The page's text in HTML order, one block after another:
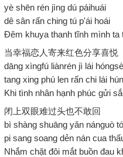
yè shēn rén jìng dú páihuái
dê sân rấn ching tú p'ái hoái
Đêm khuya thanh tĩnh mình ta
当幸福恋人寄来红色分享喜悦
dāng xìngfú liànrén jì lái
tang xing phú len rấn chi lái
Khi tình nhân hạnh phúc gửi
闭上双眼难过头也不敢回
bì shàng shuāng yǎn nánguò
pi sang soang dẻn nán cua
Nhắm chặt đôi mắt buồn đau